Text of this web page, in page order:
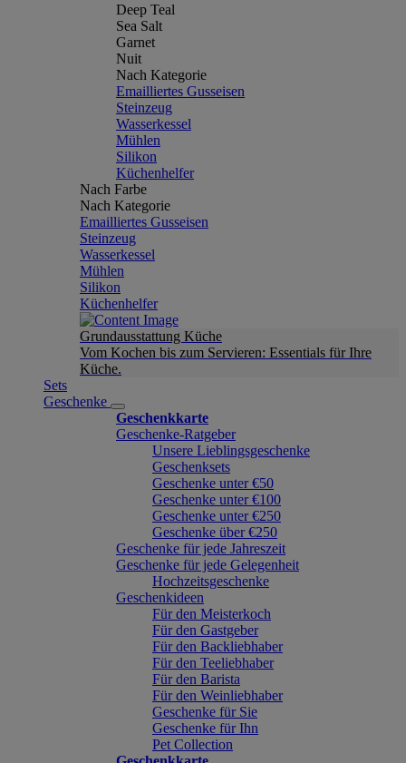
Deep Teal
Sea Salt
Garnet
Nuit
Nach Kategorie
Emailliertes Gusseisen
Steinzeug
Wasserkessel
Mühlen
Silikon
Küchenhelfer
Nach Farbe
Nach Kategorie
Emailliertes Gusseisen
Steinzeug
Wasserkessel
Mühlen
Silikon
Küchenhelfer
Grundausstattung Küche
Vom Kochen bis zum Servieren: Essentials für Ihre
Küche.
Sets
Geschenke
Geschenkkarte
Geschenke-Ratgeber
Unsere Lieblingsgeschenke
Geschenksets
Geschenke unter €50
Geschenke unter €100
Geschenke unter €250
Geschenke über €250
Geschenke für jede Jahreszeit
Geschenke für jede Gelegenheit
Hochzeitsgeschenke
Geschenkideen
Für den Meisterkoch
Für den Gastgeber
Für den Backliebhaber
Für den Teeliebhaber
Für den Barista
Für den Weinliebhaber
Geschenke für Sie
Geschenke für Ihn
Pet Collection